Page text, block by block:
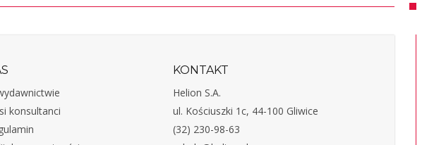
konsultanci
KONTAKT
Helion S.A.
ul. Kościuszki 1c, 44-100 Gliwice
(32) 230-98-63